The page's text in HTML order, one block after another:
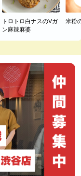
トロトロ白ナスのVガ
ン麻辣麻婆
米粉